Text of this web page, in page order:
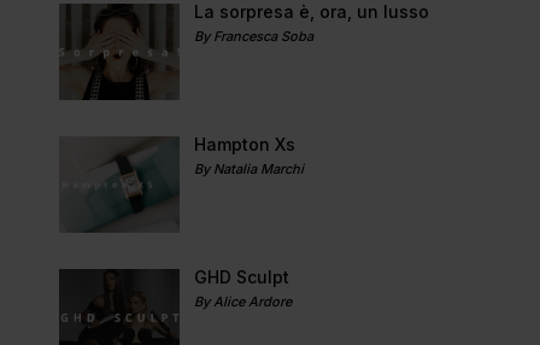
La sorpresa è, ora, un lusso
By Francesca Soba
Hampton Xs
By Natalia Marchi
GHD Sculpt
By Alice Ardore